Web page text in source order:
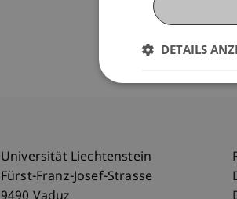
Universität Liechtenstein
Fürst-Franz-Josef-Strasse
DETAILS